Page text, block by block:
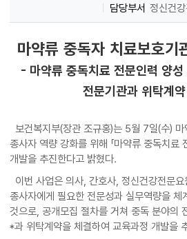
담당부서 정신건
마약류 중독자 치료보호기
- 마약류 중독치료 전문인력 양성
전문기관과 위탁계
보건복지부(장관 조규홍)는 5월 7일(수)
종사자 역량 강화를 위해 「마약류 중독치료
개발을 추진한다고 밝혔다.
이번 사업은 의사, 간호사, 정신건강전문
종사자에게 필요한 전문성과 실무역량을 체
것으로, 공개모집 절차를 거쳐 중독 분야의
*과 위탁계약을 체결하여 교육과정 개발을